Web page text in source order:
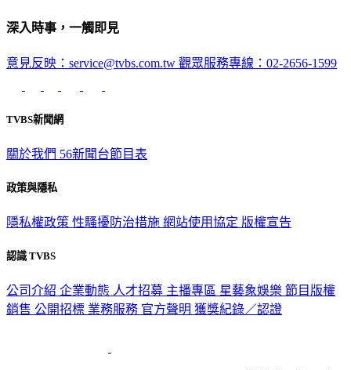
深入時事，一觸即見
意見反映：service@tvbs.com.tw 觀眾服務專線：02-2656-1599
TVBS新聞網
關於我們 56新聞台節目表
政策與隱私
隱私權政策 性騷擾防治措施 網站使用協定 版權宣告
認識 TVBS
公司介紹 企業動態 人才招募 主播專區 星藝象娛樂 節目版權
銷售 公開招標 業務服務 官方聲明 獲獎紀錄／認證